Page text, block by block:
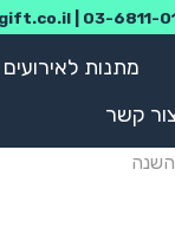
03-6811-
|
מתנות לאירועים
קשר